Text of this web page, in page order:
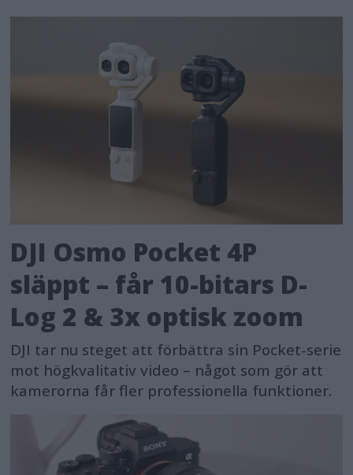
DJI Osmo Pocket 4P
släppt – får 10-bitars D-
Log 2 & 3x optisk zoom
DJI tar nu steget att förbättra sin Pocket-serie
mot högkvalitativ video – något som gör att
kamerorna får fler professionella funktioner.